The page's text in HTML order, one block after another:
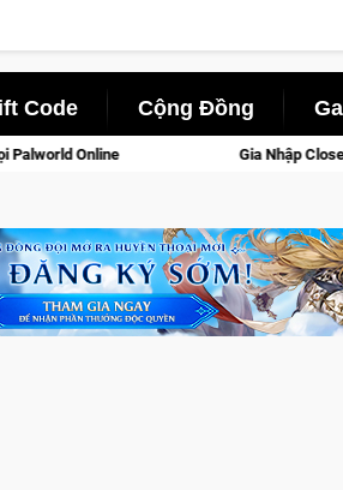
Code Cộng Đồng
Gia Nhập Closed Beta Norse Saga: Cửu Giới